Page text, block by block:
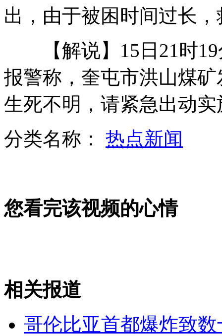
用尾巴钓鱼的小猫
给力兵哥哥的“千手观音”
外交部：反对强权政治霸凌主义
外交部：有关国家言论片面不公正
出，由于被困时间过长
【解说】15日21时19
报警称，奎屯市洪山煤
生死不明，请紧急出动
分类名称： 热点新闻
您看完该视频的心情
相关报道
哥伦比亚首都爆炸致